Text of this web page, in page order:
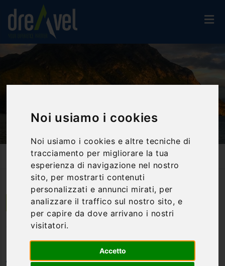
Noi usiamo i cookies
Noi usiamo i cookies e altre tecniche di
tracciamento per migliorare la tua
esperienza di navigazione nel nostro
sito, per mostrarti contenuti
personalizzati e annunci mirati, per
analizzare il traffico sul nostro sito, e
per capire da dove arrivano i nostri
visitatori.
Accetto
Activities And Experiences
Exclusive
Sail Under The Stars With Aperitif
Fra Castro e Riva di Solto | Lombardia
Sail under the stars with aperitif
Category